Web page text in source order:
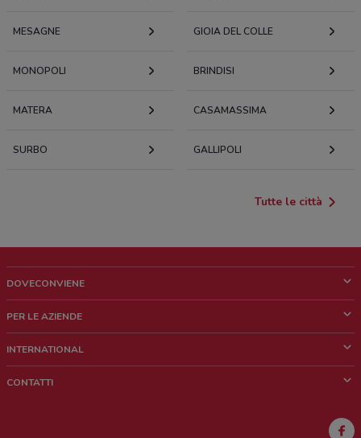
MESAGNE GIOIA DEL COLLE
MONOPOLI BRINDISI
MATERA CASAMASSIMA
SURBO GALLIPOLI
Tutte le città
DOVECONVIENE
Chi siamo
Lavora con noi
PER LE AZIENDE
Richieste commerciali e marketing
INTERNATIONAL
CONTATTI